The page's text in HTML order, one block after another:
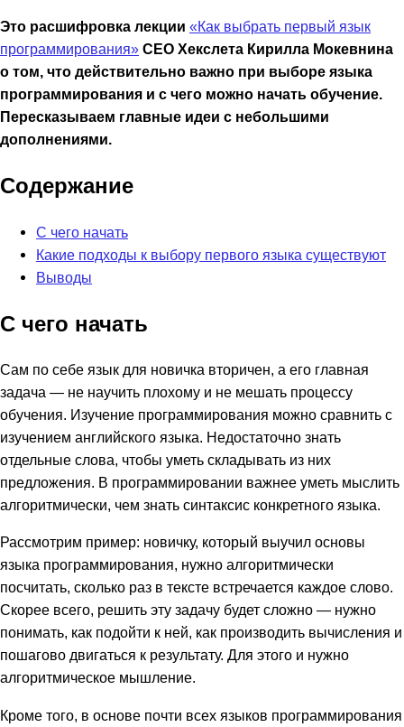
Это расшифровка лекции «Как выбрать первый язык
программирования» CEO Хекслета Кирилла Мокевнина
о том, что действительно важно при выборе языка
программирования и с чего можно начать обучение.
Пересказываем главные идеи c небольшими
дополнениями.
Содержание
С чего начать
Какие подходы к выбору первого языка существуют
Выводы
С чего начать
Сам по себе язык для новичка вторичен, а его главная
задача — не научить плохому и не мешать процессу
обучения. Изучение программирования можно сравнить с
изучением английского языка. Недостаточно знать
отдельные слова, чтобы уметь складывать из них
предложения. В программировании важнее уметь мыслить
алгоритмически, чем знать синтаксис конкретного языка.
Рассмотрим пример: новичку, который выучил основы
языка программирования, нужно алгоритмически
посчитать, сколько раз в тексте встречается каждое слово.
Скорее всего, решить эту задачу будет сложно — нужно
понимать, как подойти к ней, как производить вычисления и
пошагово двигаться к результату. Для этого и нужно
алгоритмическое мышление.
Кроме того, в основе почти всех языков программирования